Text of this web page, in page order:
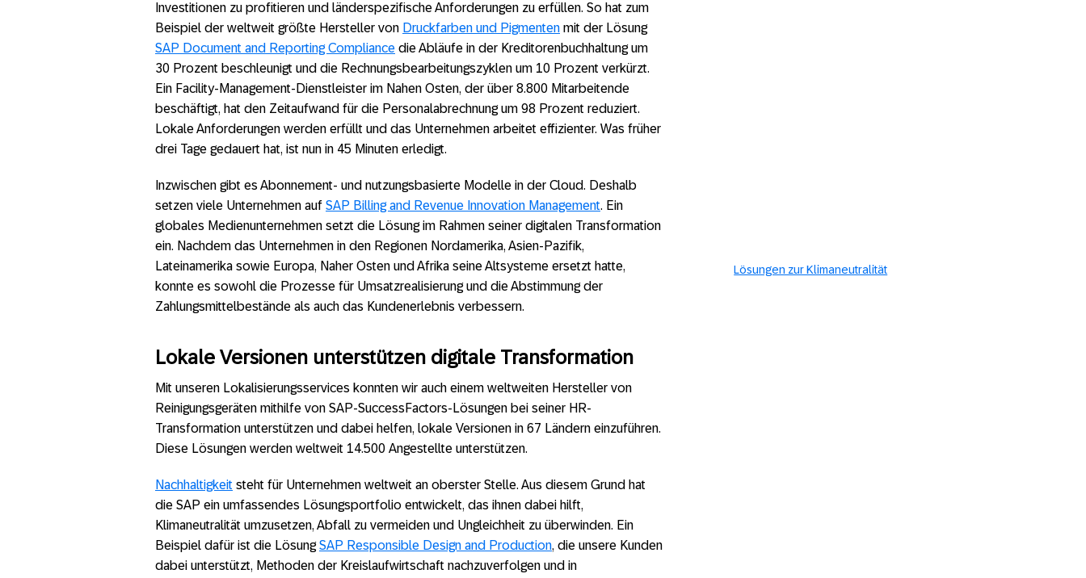
Investitionen zu profitieren und länderspezifische Anforderungen zu erfüllen. So hat zum
Beispiel der weltweit größte Hersteller von Druckfarben und Pigmenten mit der Lösung
SAP Document and Reporting Compliance die Abläufe in der Kreditorenbuchhaltung um
30 Prozent beschleunigt und die Rechnungsbearbeitungszyklen um 10 Prozent verkürzt.
Ein Facility-Management-Dienstleister im Nahen Osten, der über 8.800 Mitarbeitende
beschäftigt, hat den Zeitaufwand für die Personalabrechnung um 98 Prozent reduziert.
Lokale Anforderungen werden erfüllt und das Unternehmen arbeitet effizienter. Was früher
drei Tage gedauert hat, ist nun in 45 Minuten erledigt.
Inzwischen gibt es Abonnement- und nutzungsbasierte Modelle in der Cloud. Deshalb
setzen viele Unternehmen auf SAP Billing and Revenue Innovation Management. Ein
globales Medienunternehmen setzt die Lösung im Rahmen seiner digitalen Transformation
ein. Nachdem das Unternehmen in den Regionen Nordamerika, Asien-Pazifik,
Lateinamerika sowie Europa, Naher Osten und Afrika seine Altsysteme ersetzt hatte,
konnte es sowohl die Prozesse für Umsatzrealisierung und die Abstimmung der
Zahlungsmittelbestände als auch das Kundenerlebnis verbessern.
Lokale Versionen unterstützen digitale Transformation
Mit unseren Lokalisierungsservices konnten wir auch einem weltweiten Hersteller von
Reinigungsgeräten mithilfe von SAP-SuccessFactors-Lösungen bei seiner HR-
Transformation unterstützen und dabei helfen, lokale Versionen in 67 Ländern einzuführen.
Diese Lösungen werden weltweit 14.500 Angestellte unterstützen.
Nachhaltigkeit steht für Unternehmen weltweit an oberster Stelle. Aus diesem Grund hat
die SAP ein umfassendes Lösungsportfolio entwickelt, das ihnen dabei hilft,
Klimaneutralität umzusetzen, Abfall zu vermeiden und Ungleichheit zu überwinden. Ein
Beispiel dafür ist die LösungSAP Responsible Design and Production, die unsere Kunden
dabei unterstützt, Methoden der Kreislaufwirtschaft nachzuverfolgen und in
Lösungen zur Klimaneutralität